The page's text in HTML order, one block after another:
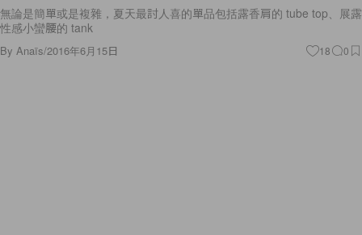
無論是簡單或是複雜，夏天最討人喜的單品包括露香肩的 tube top、展露
性感小蠻腰的 tank
By Anaïs/2016年6月15日 18 0